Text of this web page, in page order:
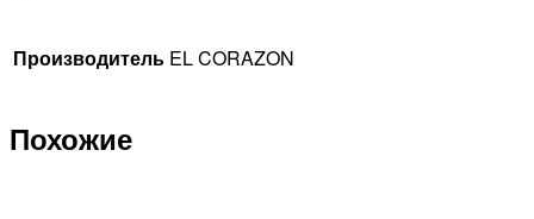
Производитель EL CORAZON
Похожие